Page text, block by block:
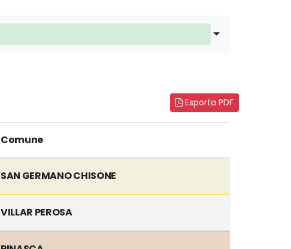
Esporta PDF
Comune
SAN GERMANO CHISONE
VILLAR PEROSA